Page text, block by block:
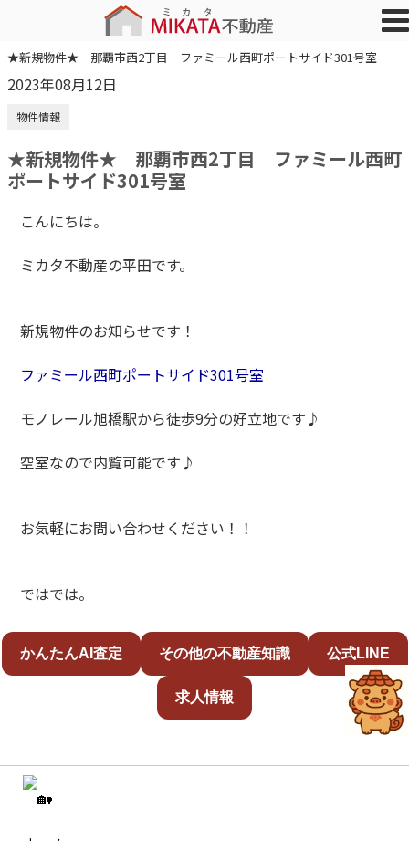
★新規物件★ 那覇市西2丁目 ファミール西町ポートサイド301号室
2023年08月12日
物件情報
★新規物件★ 那覇市西2丁目 ファミール西町
ポートサイド301号室
こんにちは。
ミカタ不動産の平田です。
新規物件のお知らせです！
ファミール西町ポートサイド301号室
モノレール旭橋駅から徒歩9分の好立地です♪
空室なので内覧可能です♪
お気軽にお問い合わせください！！
ではでは。
かんたんAI査定 その他の不動産知識 公式LINE
求人情報